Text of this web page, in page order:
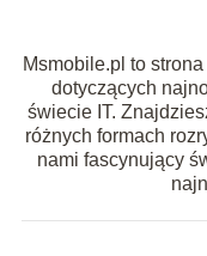
Msmobile.pl to
dotyczących
świecie IT.
różnych formach
nami fascynujący